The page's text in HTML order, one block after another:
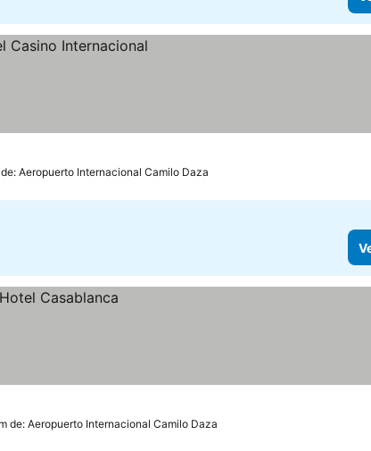
Aeropuerto Internacional Camilo Daza
de: Aeropuerto Internacional Camilo Daza